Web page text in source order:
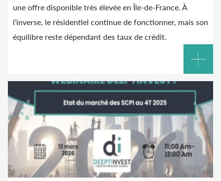
une offre disponible très élevée en Île-de-France. À
l’inverse, le résidentiel continue de fonctionner, mais son
équilibre reste dépendant des taux de crédit.